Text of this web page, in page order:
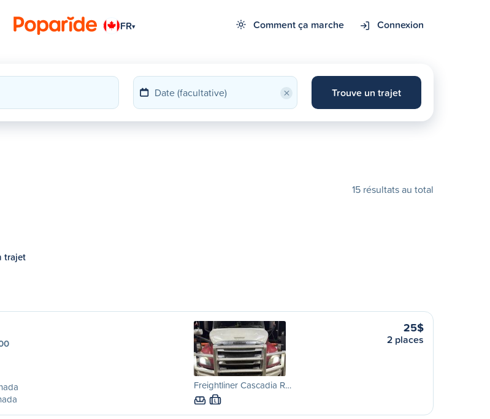
FR▾ Comment ça marche Connexion
× Trouve un trajet
15 résultats au total
trajet
Freightliner Cascadia R…
L
25$
2 places